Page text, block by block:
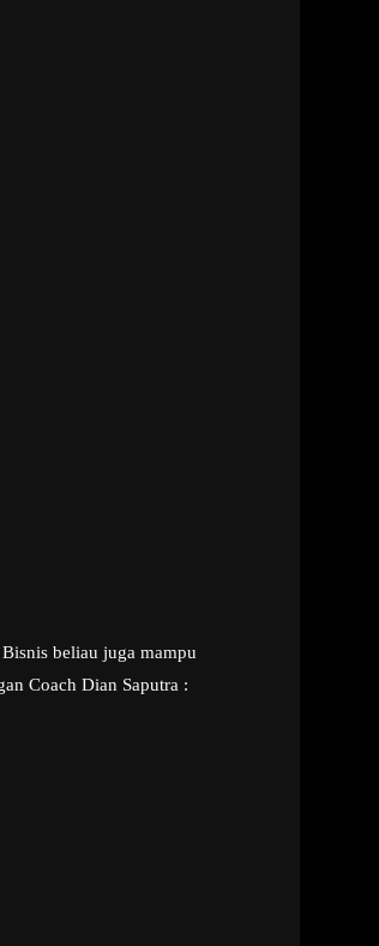
beliau juga mampu
Coach Dian Saputra :